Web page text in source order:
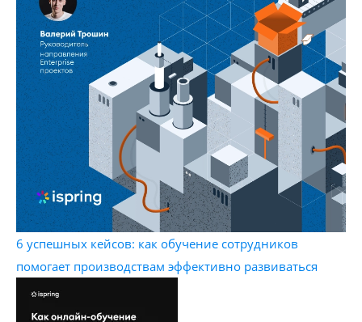
6 успешных кейсов: как обучение сотрудников
помогает производствам эффективно развиваться